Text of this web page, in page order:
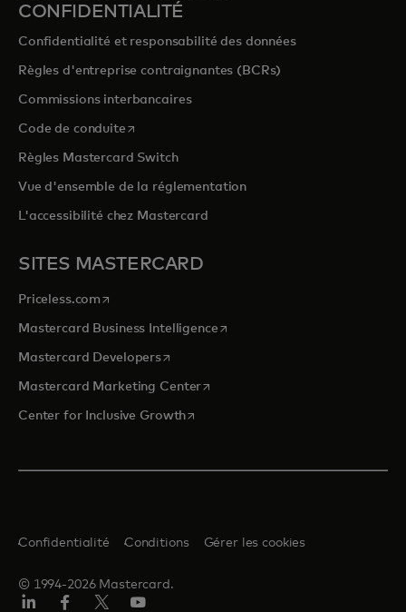
CONFIDENTIALITÉ
Confidentialité et responsabilité des données
Règles d'entreprise contraignantes (BCRs)
Commissions interbancaires
Code de conduites’ouvre dans un nouvel onglet
Règles Mastercard Switch
Vue d'ensemble de la réglementation
L'accessibilité chez Mastercard
SITES MASTERCARD
Priceless.com s’ouvre dans un nouvel onglet
Mastercard Business Intelligences’ouvre dans un nouvel onglet
Mastercard Developerss’ouvre dans un nouvel onglet
Mastercard Marketing Centers’ouvre dans un nouvel onglet
Center for Inclusive Growths’ouvre dans un nouvel onglet
© 1994-2026 Mastercard.
Confidentialité Conditions Gérer les cookies